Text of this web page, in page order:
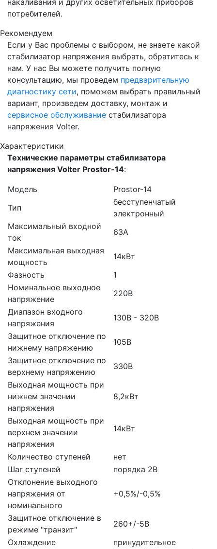
потребителей.
Рекомендуем
Если у Вас проблемы с выбором, не знаете какой
стабилизатор напряжения выбрать, обратитесь к
нам. У нас Вы можете получить полную
консультацию, мы проведем предварительную
диагностику сети, поможем выбрать правильный
вариант, произведем доставку, монтаж и
сервисное обслуживание стабилизатора
напряжения Volter.
Характеристики
Технические параметры стабилизатора
напряжения Volter Prostor-14:
Модель
Prostor-14
Тип
беcступенчатый
электронный
Максимальный входной
ток
63А
Максимальная выходная
мощность
14кВт
Фазность
1
Номинальное выходное
напряжение
220В
Диапазон входного
напряжения
130В - 320В
Защитное отключение по
нижнему напряжению
105В
Защитное отключение по
верхнему напряжению
330В
Выходная мощность при
нижнем значении
напряжения
8,2кВт
Выходная мощность при
верхнем значении
напряжения
14кВт
Количество ступеней
нет
Шаг ступеней
порядка 2В
Отклонение выходного
напряжения от
номинального
+0,5%/-0,5%
Защитное отключение в
режиме "транзит"
260+/-5В
Охлаждение
принудительное